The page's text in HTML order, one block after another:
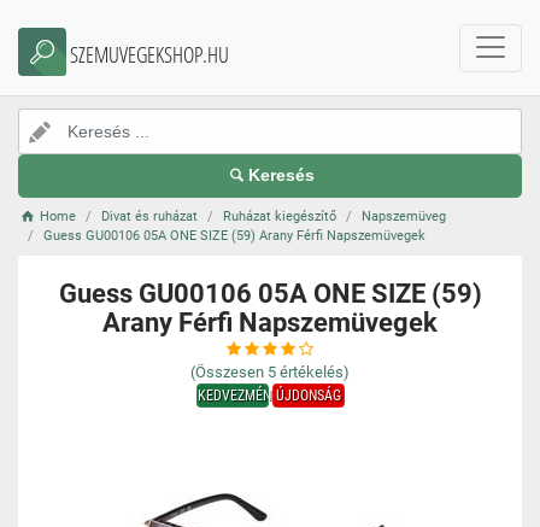
SZEMUVEGEKSHOP.HU
Keresés
Home Divat és ruházat Ruházat kiegészítő
Napszemüveg
Guess GU00106 05A ONE SIZE (59) Arany Férfi Napszemüvegek
Guess GU00106 05A ONE SIZE (59)
Arany Férfi Napszemüvegek
(Összesen 5 értékelés)
KEDVEZMÉNYÚJDONSÁG